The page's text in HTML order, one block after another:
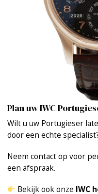
Plan uw IWC
Wilt u uw Portugieser
door een echte
Neem contact op voor
een afspraak.
Bekijk ook onze IWC